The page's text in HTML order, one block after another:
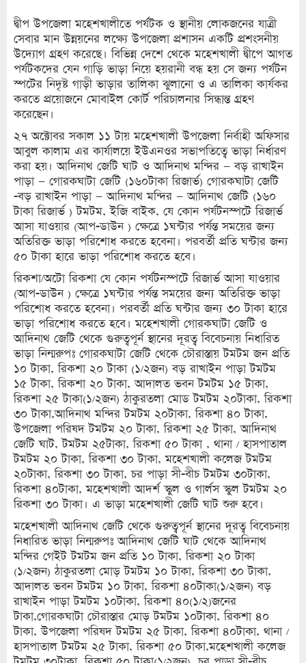
দ্বীপ উপজেলা মহেশখালীতে পর্যটক ও স্থানীয় লোকজনের যাত্রী
সেবার মান উন্নয়নের লক্ষ্যে উপজেলা প্রশাসন একটি প্রশংসনীয়
উদ্যোগ গ্রহণ করেছে। বিভিন্ন দেশে থেকে মহেশখালী দ্বীপে আগত
পর্যটকদের যেন গাড়ি ভাড়া নিয়ে হয়রানী বন্ধ হয় সে জন্য পর্যটন
স্পটের নিদৃষ্ট গাড়ী ভাড়ার তালিকা ঝুলানো ও এ তালিকা কার্যকর
করতে প্রয়োজনে মোবাইল কোর্ট পরিচালনার সিন্ধান্ত গ্রহণ
করেছেন।
২৭ অক্টোবর সকাল ১১ টায় মহেশখালী উপজেলা নির্বাহী অফিসার
আবুল কালাম এর কার্যালয়ে ইউএনওর সভাপতিত্বে ভাড়া নির্ধারণ
করা হয়। আদিনাথ জেটি ঘাট ও আদিনাথ মন্দির – বড় রাখাইন
পাড়া – গোরকঘাটা জেটি (১৬০টাকা রিজার্ভ) গোরকঘাটা জেটি
-বড় রাখাইন পাড়া – আদিনাথ মন্দির – আদিনাথ জেটি (১৬০
টাকা রিজার্ভ ) টমটম, ইজি বাইক, যে কোন পর্যটনস্পটে রিজার্ভ
আসা যাওয়ার (আপ-ডাউন ) ক্ষেত্রে ১ঘন্টার পর্যন্ত সময়ের জন্য
অতিরিক্ত ভাড়া পরিশোধ করতে হবেনা। পরবর্তী প্রতি ঘন্টার জন্য
৫০ টাকা হারে ভাড়া পরিশোধ করতে হবে।
রিকশা/অটো রিকশা যে কোন পর্যটনস্পটে রিজার্ভ আসা যাওয়ার
(আপ-ডাউন ) ক্ষেত্রে ১ঘন্টার পর্যন্ত সময়ের জন্য অতিরিক্ত ভাড়া
পরিশোধ করতে হবেনা। পরবর্তী প্রতি ঘন্টার জন্য ৩০ টাকা হারে
ভাড়া পরিশোধ করতে হবে। মহেশখালী গোরকঘাটা জেটি ও
আদিনাথ জেটি থেকে গুরুত্বপূর্ন স্থানের দূরত্ব বিবেচনায় নিধারিত
ভাড়া নিন্মরুপঃ গোরকঘাটা জেটি থেকে চৌরাস্তায় টমটম জন প্রতি
১০ টাকা, রিকশা ২০ টাকা (১/২জন) বড় রাখাইন পাড়া টমটম
১৫ টাকা, রিকশা ২০ টাকা, আদালত ভবন টমটম ১৫ টাকা,
রিকশা ২৫ টাকা(১/২জন) ঠাকুরতলা মোড টমটম ২০টাকা, রিকশা
৩০ টাকা,আদিনাথ মন্দির টমটম ২০টাকা, রিকশা ৪০ টাকা,
উপজেলা পরিষদ টমটম ২০ টাকা, রিকশা ২৫ টাকা, আদিনাথ
জেটি ঘাট, টমটম ২৫টাকা, রিকশা ৫০ টাকা , থানা / হাসপাতাল
টমটম ২০ টাকা, রিকশা ৩০ টাকা, মহেশখালী কলেজ টমটম
২০টাকা, রিকশা ৩০ টাকা, চর পাড়া সী-বীচ টমটম ৩০টাকা,
রিকশা ৪০টাকা, মহেশখালী আদর্শ স্কুল ও গার্লস স্কুল টমটম ২০
রিকশা ৩০ টাকা। এ ভাড়া মহেশখালী জেটি ঘাট শুরু হবে।
মহেশখালী আদিনাথ জেটি থেকে গুরুত্বপূর্ন স্থানের দূরত্ব বিবেচনায়
নিধারিত ভাড়া নিন্মরুপঃ আদিনাথ জেটি ঘাট থেকে আদিনাথ
মন্দির গেইট টমটম জন প্রতি ১০ টাকা, রিকশা ২০ টাকা
(১/২জন) ঠাকুরতলা মোড় টমটম ১০ টাকা, রিকশা ৩০ টাকা,
আদালত ভবন টমটম ১০ টাকা, রিকশা ৪০টাকা(১/২জন) বড়
রাখাইন পাড়া টমটম ১০টাকা, রিকশা ৪০(১/২)জনের
টাকা,গোরকঘাটা চৌরাস্তার মোড় টমটম ১০টাকা, রিকশা ৪০
টাকা, উপজেলা পরিষদ টমটম ২৫ টাকা, রিকশা ৪০টাকা, থানা /
হাসপাতাল টমটম ২৫ টাকা, রিকশা ৫০ টাকা,মহেশখালী কলেজ